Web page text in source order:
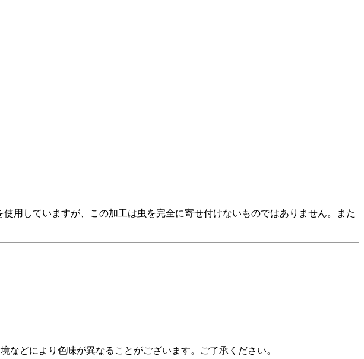
用していますが、この加工は虫を完全に寄せ付けないものではありません。また
どにより色味が異なることがございます。ご了承ください。